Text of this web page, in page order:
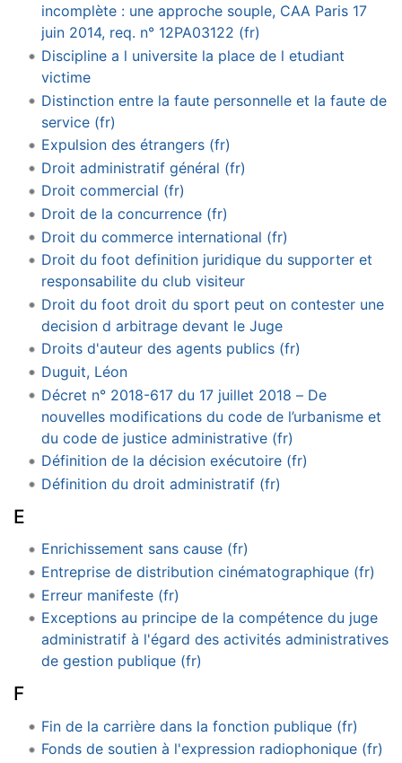
incomplète : une approche souple, CAA Paris 17
juin 2014, req. n° 12PA03122 (fr)
Discipline a l universite la place de l etudiant
victime
Distinction entre la faute personnelle et la faute de
service (fr)
Expulsion des étrangers (fr)
Droit administratif général (fr)
Droit commercial (fr)
Droit de la concurrence (fr)
Droit du commerce international (fr)
Droit du foot definition juridique du supporter et
responsabilite du club visiteur
Droit du foot droit du sport peut on contester une
decision d arbitrage devant le Juge
Droits d'auteur des agents publics (fr)
Duguit, Léon
Décret n° 2018-617 du 17 juillet 2018 – De
nouvelles modifications du code de l’urbanisme et
du code de justice administrative (fr)
Définition de la décision exécutoire (fr)
Définition du droit administratif (fr)
E
Enrichissement sans cause (fr)
Entreprise de distribution cinématographique (fr)
Erreur manifeste (fr)
Exceptions au principe de la compétence du juge
administratif à l'égard des activités administratives
de gestion publique (fr)
F
Fin de la carrière dans la fonction publique (fr)
Fonds de soutien à l'expression radiophonique (fr)